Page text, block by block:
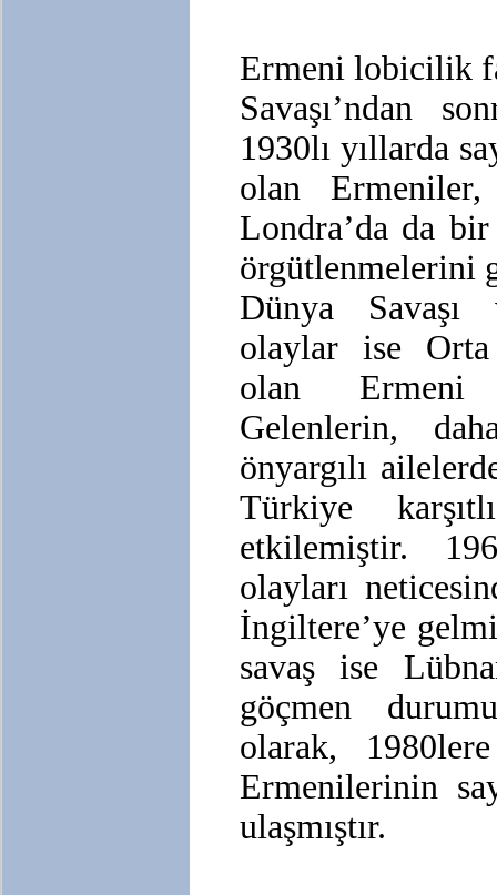
Ermeni lobicilik
Savaşı’ndan
1930lı yıllarda
olan Ermeniler,
Londra’da da
örgütlenmelerini
Dünya Savaşı
olaylar ise Orta
olan Ermeni
Gelenlerin,
önyargılı
Türkiye
etkilemiştir.
olayları
İngiltere’ye
savaş ise
göçmen
olarak,
Ermenilerinin
ulaşmıştır.